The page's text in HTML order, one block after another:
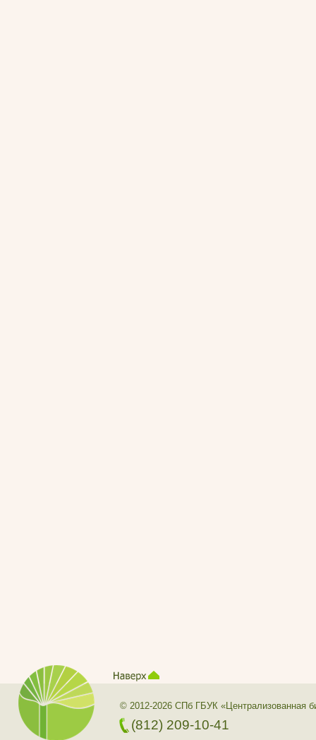
© 2012-2026 СПб ГБУК «Централизованная
(812) 209-10-41